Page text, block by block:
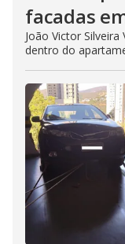
facadas
João Victor
dentro do